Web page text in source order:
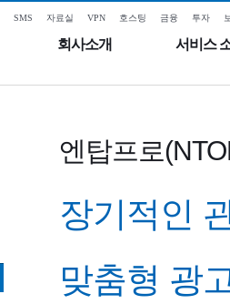
SMS 자료실 VPN 호스팅 금융 투자
회사소개 서비스
엔탑프로
장기적인
맞춤형 광